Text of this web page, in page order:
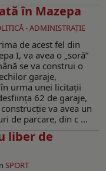
în Mazepa
- ADMINISTRAŢIE
de acest fel din
I, va avea o „soră”
se va construi o
garaje,
urma unei licitații
62 de garaje,
va avea un
de parcare, din c ...
liber de
SPORT